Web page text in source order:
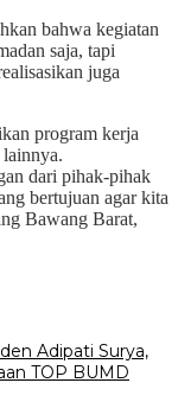
bahwa kegiatan
saja, tapi
juga
program kerja
lainnya.
dari pihak-pihak
bertujuan agar kita
Bawang Barat,
Adipati Surya,
TOP BUMD